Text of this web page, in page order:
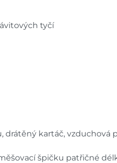
tyčí
drátěný kartáč, vzduchová
špičku patřičné